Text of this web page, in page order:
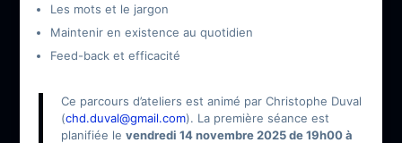
Les mots et le jargon
Maintenir en existence au quotidien
Feed-back et efficacité
Ce parcours d’ateliers est animé par Christophe Duval
(chd.duval@gmail.com). La première séance est
planifiée le vendredi 14 novembre 2025 de 19h00 à